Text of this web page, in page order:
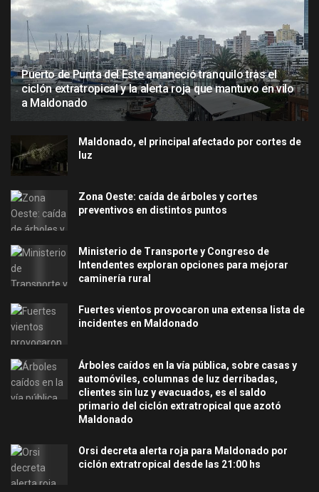
Puerto de Punta del Este amaneció tranquilo tras el
ciclón extratropical y la alerta roja que mantuvo en vilo
a Maldonado
Maldonado, el principal afectado por cortes de
luz
Zona Oeste: caída de árboles y cortes
preventivos en distintos puntos
Ministerio de Transporte y Congreso de
Intendentes exploran opciones para mejorar
caminería rural
Fuertes vientos provocaron una extensa lista de
incidentes en Maldonado
Árboles caídos en la vía pública, sobre casas y
automóviles, columnas de luz derribadas,
clientes sin luz y evacuados, es el saldo
primario del ciclón extratropical que azotó
Maldonado
Orsi decreta alerta roja para Maldonado por
ciclón extratropical desde las 21:00 hs